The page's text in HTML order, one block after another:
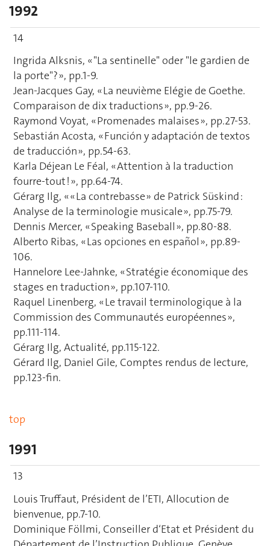
1992
14
Ingrida Alksnis, « "La sentinelle" oder "le gardien de
la porte"? », pp.1-9.
Jean-Jacques Gay, « La neuvième Elégie de Goethe.
Comparaison de dix traductions », pp.9-26.
Raymond Voyat, « Promenades malaises », pp.27-53.
Sebastián Acosta, « Función y adaptación de textos
de traducción », pp.54-63.
Karla Déjean Le Féal, « Attention à la traduction
fourre-tout ! », pp.64-74.
Gérarg Ilg, « « La contrebasse » de Patrick Süskind :
Analyse de la terminologie musicale », pp.75-79.
Dennis Mercer, « Speaking Baseball », pp.80-88.
Alberto Ribas, « Las opciones en español », pp.89-
106.
Hannelore Lee-Jahnke, « Stratégie économique des
stages en traduction », pp.107-110.
Raquel Linenberg, « Le travail terminologique à la
Commission des Communautés européennes »,
pp.111-114.
Gérarg Ilg, Actualité, pp.115-122.
Gérard Ilg, Daniel Gile, Comptes rendus de lecture,
pp.123-fin.
top
1991
13
Louis Truffaut, Président de l’ETI, Allocution de
bienvenue, pp.7-10.
Dominique Föllmi, Conseiller d‘Etat et Président du